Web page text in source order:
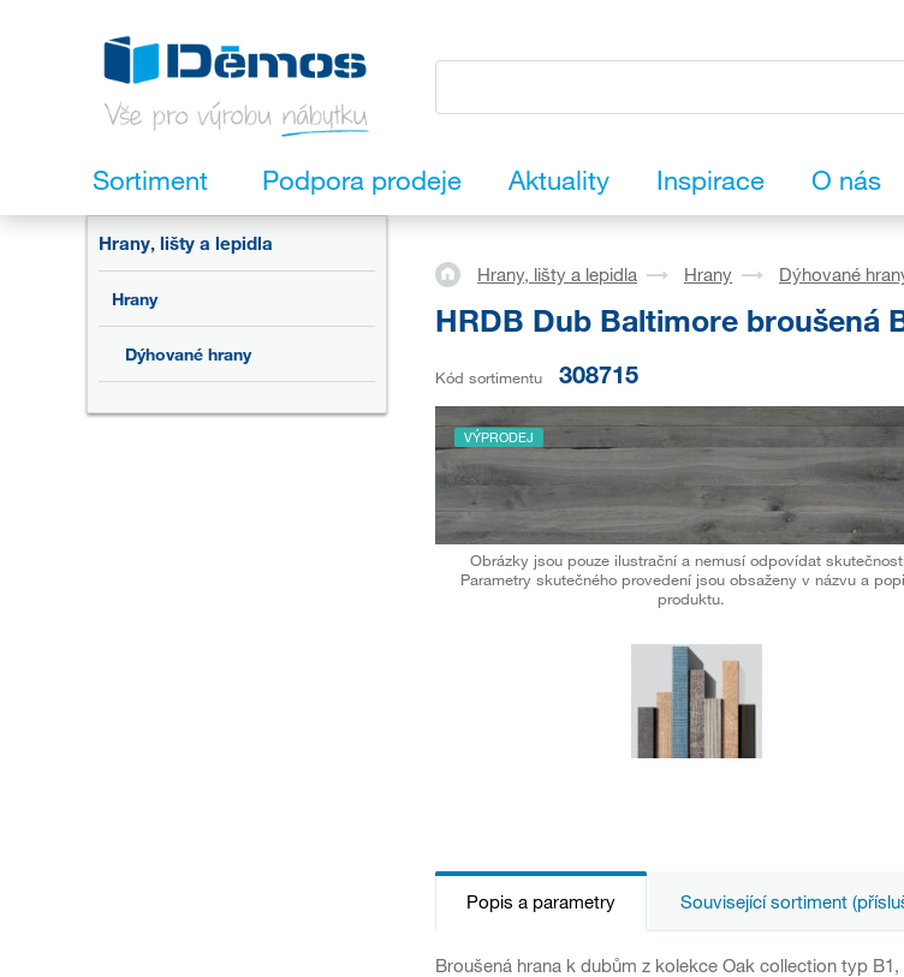
Sortiment Podpora prodeje Aktuality Inspirace O nás
Hrany, lišty a lepidla
Hrany
Dýhované hrany
Hrany, lišty a lepidla Hrany Dýhované
HRDB Dub Baltimore broušená
Kód sortimentu 308715
VÝPRODEJ
Obrázky jsou pouze ilustrační a nemusí odpovídat
Parametry skutečného provedení jsou obsaženy v názvu a
produktu.
Popis a parametry Související sortiment
Broušená hrana k dubům z kolekce Oak collection typ B1,